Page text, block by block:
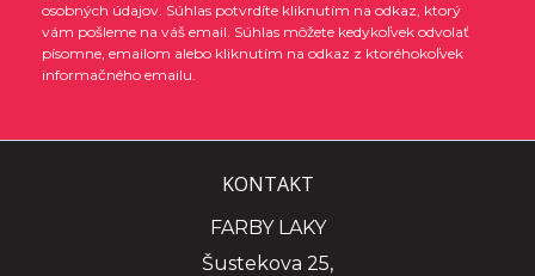
osobných údajov. Súhlas potvrdíte kliknutím na odkaz, ktorý
vám pošleme na váš email. Súhlas môžete kedykoľvek odvolať
písomne, emailom alebo kliknutím na odkaz z ktoréhokoľvek
informačného emailu.
KONTAKT
FARBY LAKY
Šustekova 25,